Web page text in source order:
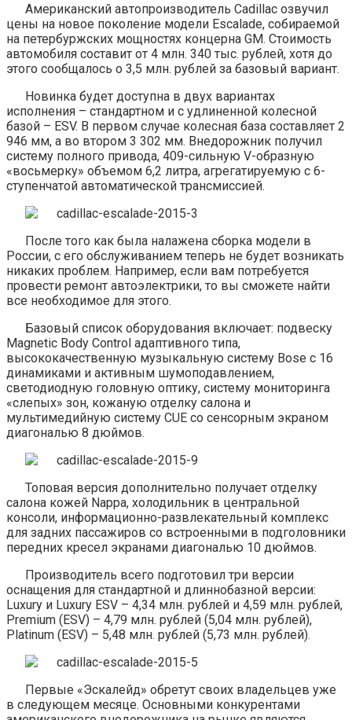
Американский автопроизводитель Cadillac озвучил
цены на новое поколение модели Escalade, собираемой
на петербуржских мощностях концерна GM. Стоимость
автомобиля составит от 4 млн. 340 тыс. рублей, хотя до
этого сообщалось о 3,5 млн. рублей за базовый вариант.
Новинка будет доступна в двух вариантах
исполнения – стандартном и с удлиненной колесной
базой – ESV. В первом случае колесная база составляет 2
946 мм, а во втором 3 302 мм. Внедорожник получил
систему полного привода, 409-сильную V-образную
«восьмерку» объемом 6,2 литра, агрегатируемую с 6-
ступенчатой автоматической трансмиссией.
После того как была налажена сборка модели в
России, с его обслуживанием теперь не будет возникать
никаких проблем. Например, если вам потребуется
провести ремонт автоэлектрики, то вы сможете найти
все необходимое для этого.
Базовый список оборудования включает: подвеску
Magnetic Body Control адаптивного типа,
высококачественную музыкальную систему Bose с 16
динамиками и активным шумоподавлением,
светодиодную головную оптику, систему мониторинга
«слепых» зон, кожаную отделку салона и
мультимедийную систему CUE со сенсорным экраном
диагональю 8 дюймов.
Топовая версия дополнительно получает отделку
салона кожей Nappa, холодильник в центральной
консоли, информационно-развлекательный комплекс
для задних пассажиров со встроенными в подголовники
передних кресел экранами диагональю 10 дюймов.
Производитель всего подготовил три версии
оснащения для стандартной и длиннобазной версии:
Luxury и Luxury ESV – 4,34 млн. рублей и 4,59 млн. рублей,
Premium (ESV) – 4,79 млн. рублей (5,04 млн. рублей),
Platinum (ESV) – 5,48 млн. рублей (5,73 млн. рублей).
Первые «Эскалейд» обретут своих владельцев уже
в следующем месяце. Основными конкурентами